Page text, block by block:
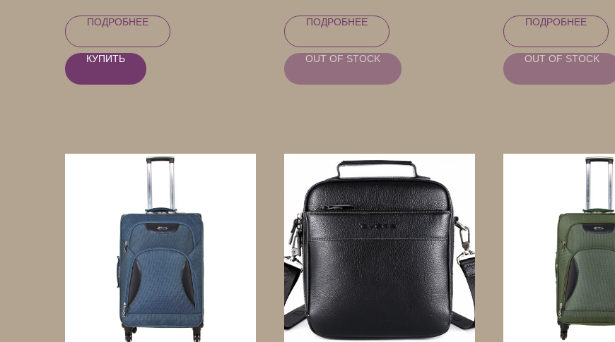
ПОДРОБНЕЕ
КУПИТЬ
ПОДРОБНЕЕ
OUT OF STOCK
ПОДРОБНЕЕ
OUT OF STOCK